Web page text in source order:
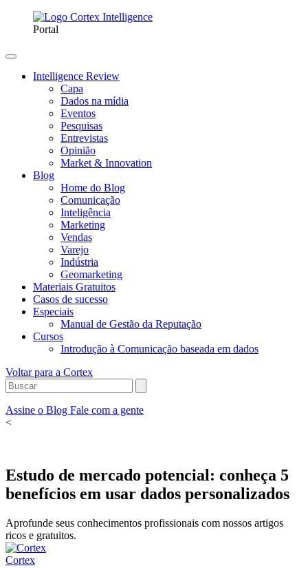
Portal
Intelligence Review
Capa
Dados na mídia
Eventos
Pesquisas
Entrevistas
Opinião
Market & Innovation
Blog
Home do Blog
Comunicação
Inteligência
Marketing
Vendas
Varejo
Indústria
Geomarketing
Materiais Gratuitos
Casos de sucesso
Especiais
Manual de Gestão da Reputação
Cursos
Introdução à Comunicação baseada em dados
Voltar para a Cortex
Assine o Blog Fale com a gente
<
Estudo de mercado potencial: conheça 5
benefícios em usar dados personalizados
Aprofunde seus conhecimentos profissionais com nossos artigos
ricos e gratuitos.
Cortex